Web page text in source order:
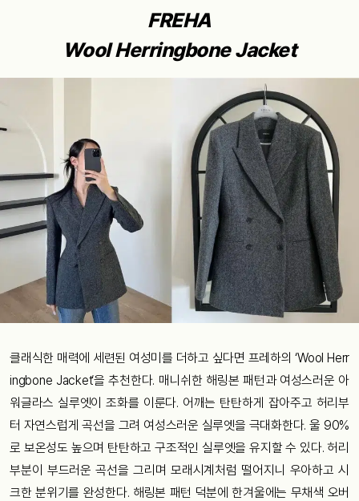
FREHA
Wool Herringbone Jacket
클래식한 매력에 세련된 여성미를 더하고 싶다면 프레하의 ‘Wool Herr
ingbone Jacket‘을 추천한다. 매니쉬한 해링본 패턴과 여성스러운 아
워글라스 실루엣이 조화를 이룬다. 어깨는 탄탄하게 잡아주고 허리부
터 자연스럽게 곡선을 그려 여성스러운 실루엣을 극대화한다. 울 90%
로 보온성도 높으며 탄탄하고 구조적인 실루엣을 유지할 수 있다. 허리
부분이 부드러운 곡선을 그리며 모래시계처럼 떨어지니 우아하고 시
크한 분위기를 완성한다. 해링본 패턴 덕분에 한겨울에는 무채색 오버